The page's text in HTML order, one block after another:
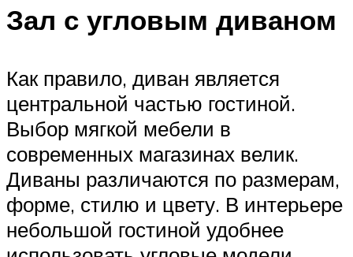
Зал с угловым диваном
Как правило, диван является
центральной частью гостиной.
Выбор мягкой мебели в
современных магазинах велик.
Диваны различаются по размерам,
форме, стилю и цвету. В интерьере
небольшой гостиной удобнее